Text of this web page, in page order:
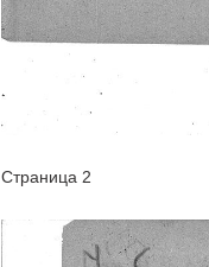
Страница 2